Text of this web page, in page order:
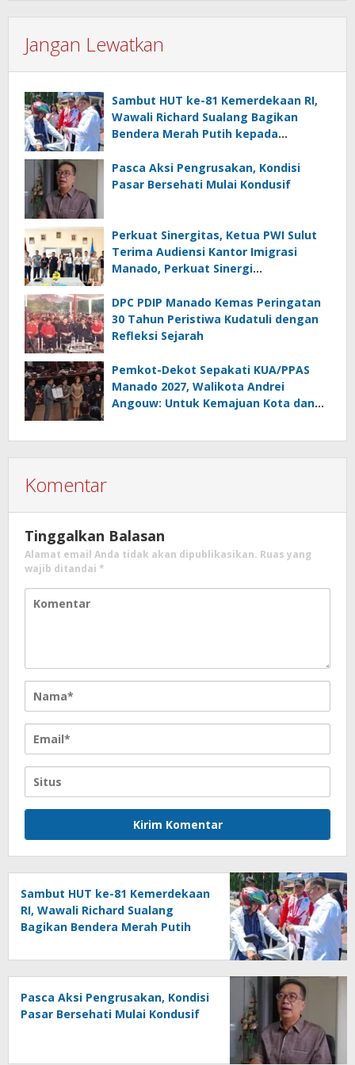
Jangan Lewatkan
Sambut HUT ke-81 Kemerdekaan RI,
Wawali Richard Sualang Bagikan
Bendera Merah Putih kepada
Pasca Aksi Pengrusakan, Kondisi
Pasar Bersehati Mulai Kondusif
Perkuat Sinergitas, Ketua PWI Sulut
Terima Audiensi Kantor Imigrasi
Manado, Perkuat Sinergi
Keimigrasian
DPC PDIP Manado Kemas Peringatan
30 Tahun Peristiwa Kudatuli dengan
Refleksi Sejarah
Pemkot-Dekot Sepakati KUA/PPAS
Manado 2027, Walikota Andrei
Angouw: Untuk Kemajuan Kota dan
Komentar
Tinggalkan Balasan
Alamat email Anda tidak akan dipublikasikan. Ruas yang
wajib ditandai *
Sambut HUT ke-81 Kemerdekaan
RI, Wawali Richard Sualang
Bagikan Bendera Merah Putih
Pasca Aksi Pengrusakan, Kondisi
Pasar Bersehati Mulai Kondusif